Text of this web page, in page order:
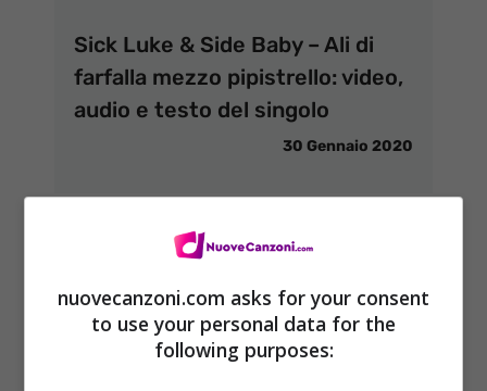
Sick Luke & Side Baby – Ali di
farfalla mezzo pipistrello: video,
audio e testo del singolo
30 Gennaio 2020
nuovecanzoni.com asks for your consent
to use your personal data for the
following purposes: